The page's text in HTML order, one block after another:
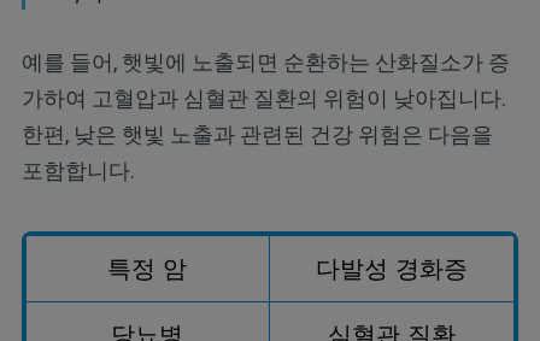
예를 들어, 햇빛에 노출되면 순환하는 산화질소가 증
가하여 고혈압과 심혈관 질환의 위험이 낮아집니다.
한편, 낮은 햇빛 노출과 관련된 건강 위험은 다음을
포함합니다.
특정 암 다발성 경화증
당뇨병 심혈관 질환